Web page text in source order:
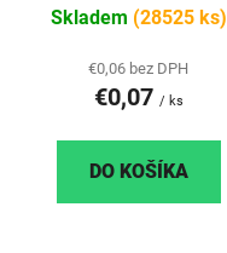
Skladem (28525 ks)
€0,06 bez DPH
€0,07 / ks
DO KOŠÍKA